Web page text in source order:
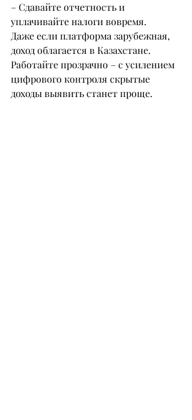
– Сдавайте отчетность и
уплачивайте налоги вовремя.
Даже если платформа зарубежная,
доход облагается в Казахстане.
Работайте прозрачно – с усилением
цифрового контроля скрытые
доходы выявить станет проще.